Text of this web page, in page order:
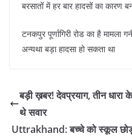
बरसातों में हर बार हादसों का कारण
टनकपुर पूर्णागिरी रोड का है मामला
अन्यथा बड़ा हादसा हो सकता था
बड़ी ख़बर! देवप्रयाग, तीन धारा
थे सवार
Uttrakhand: बच्चे को स्कूल